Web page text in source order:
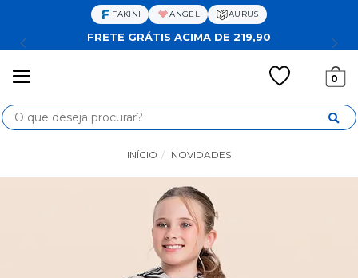
FAKINI ANGEL AURUS
FRETE GRÁTIS ACIMA DE 219,90
0
Busca
INÍCIO NOVIDADES